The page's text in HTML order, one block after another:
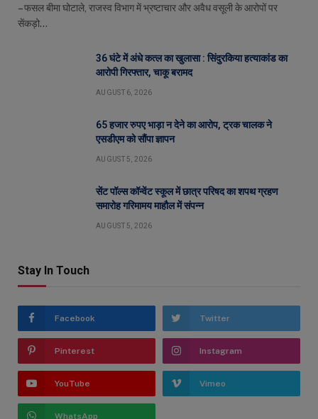
– फसल बीमा घोटाले, राजस्व विभाग में भ्रष्टाचार और अवैध वसूली के आरोपों पर
सेंकड़ो…
36 घंटे में अंधे कत्ल का खुलासा : सिंदुरकिया हत्याकांड का
आरोपी गिरफ्तार, चाकू बरामद
AUGUST 6, 2026
65 हजार रुपए भाड़ा न देने का आरोप, ट्रक चालक ने
एसडीएम को सौंपा ज्ञापन
AUGUST 5, 2026
सेंट पॉल्स कॉन्वेंट स्कूल में छात्र परिषद का शपथ ग्रहण
समारोह गरिमामय माहौल में संपन्न
AUGUST 5, 2026
Stay In Touch
Facebook Twitter
Pinterest Instagram
YouTube Vimeo
WhatsApp